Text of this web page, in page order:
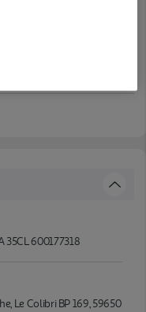
35CL 600177318
Le Colibri BP 169, 59650